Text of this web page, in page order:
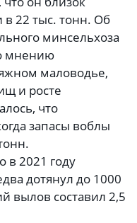
в 22 тыс. тонн. Об
минсельхоза
мнению
маловодье,
и росте
что
запасы воблы
в 2021 году
дотянул до 1000
вылов составил 2,5